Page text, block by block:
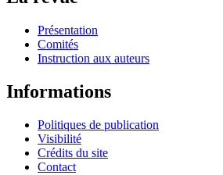
Présentation
Comités
Instruction aux auteurs
Informations
Politiques de publication
Visibilité
Crédits du site
Contact